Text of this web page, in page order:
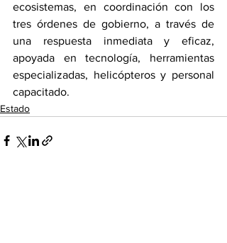
ecosistemas, en coordinación con los
tres órdenes de gobierno, a través de
una respuesta inmediata y eficaz,
apoyada en tecnología, herramientas
especializadas, helicópteros y personal
capacitado.
Estado